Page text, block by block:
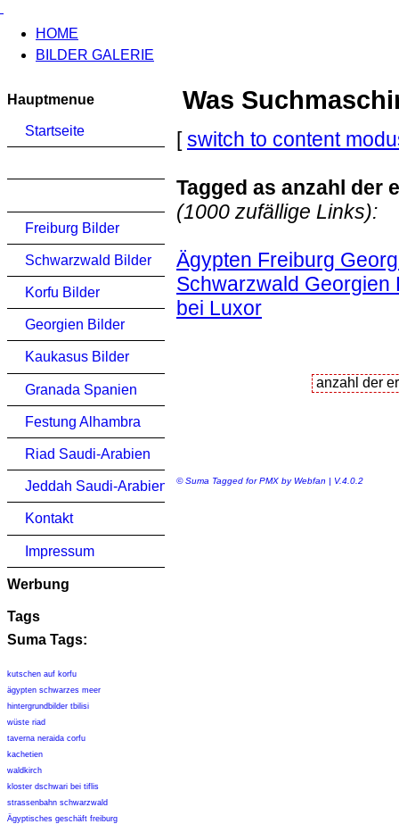
HOME
BILDER GALERIE
Hauptmenue
Startseite
Freiburg Bilder
Schwarzwald Bilder
Korfu Bilder
Georgien Bilder
Kaukasus Bilder
Granada Spanien
Festung Alhambra
Riad Saudi-Arabien
Jeddah Saudi-Arabien
Kontakt
Impressum
Werbung
Tags
Suma Tags:
kutschen auf korfu
ägypten schwarzes meer
hintergrundbilder tbilisi
wüste riad
taverna neraida corfu
kachetien
waldkirch
kloster dschwari bei tiflis
strassenbahn schwarzwald
Ägyptisches geschäft freiburg
Was
[switch to content
Tagged as anzahl der
(1000 zufällige Links):
Ägypten Freiburg
Schwarzwald Georgien
bei Luxor
© Suma Tagged for PMX by Webfan | V.4.0.2